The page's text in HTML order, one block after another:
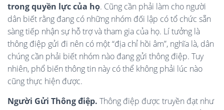
trong quyền lực của họ. Cũng cần phải làm cho người
dân biết rằng đang có những nhóm đối lập có tổ chức sẵn
sàng tiếp nhận sự hỗ trợ và tham gia của họ. Lí tưởng là
thông điệp gửi đi nên có một “địa chỉ hồi âm”, nghĩa là, dân
chúng cần phải biết nhóm nào đang gửi thông điệp. Tuy
nhiên, phổ biến thông tin này có thể không phải lúc nào
cũng thực hiện được.
Người Gửi Thông điệp. Thông điệp được truyền đạt như